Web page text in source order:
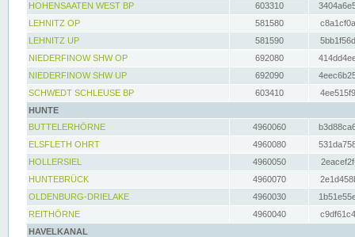
HOHENSAATEN WEST BP
603310
LEHNITZ OP
581580
LEHNITZ UP
581590
NIEDERFINOW SHW OP
692080
NIEDERFINOW SHW UP
692090
SCHWEDT SCHLEUSE BP
603410
HUNTE
BUTTELERHÖRNE
4960060
ELSFLETH OHRT
4960080
HOLLERSIEL
4960050
HUNTEBRÜCK
4960070
OLDENBURG-DRIELAKE
4960030
REITHÖRNE
4960040
HAVELKANAL